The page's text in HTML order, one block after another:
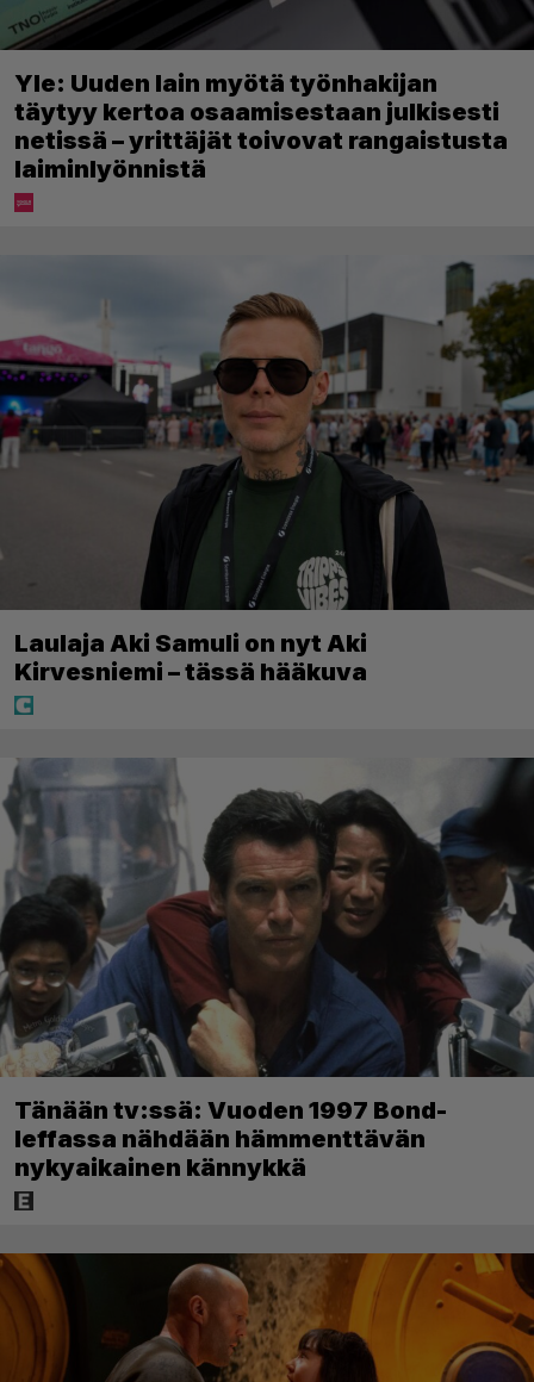
Yle: Uuden lain myötä työnhakijan
täytyy kertoa osaamisestaan julkisesti
netissä – yrittäjät toivovat rangaistusta
laiminlyönnistä
Laulaja Aki Samuli on nyt Aki
Kirvesniemi – tässä hääkuva
Tänään tv:ssä: Vuoden 1997 Bond-
leffassa nähdään hämmenttävän
nykyaikainen kännykkä